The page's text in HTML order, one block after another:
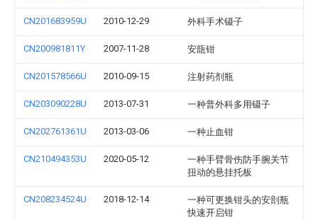
CN201683959U 2010-12-29 外科手术镊子
CN200981811Y 2007-11-28 安瓿钳
CN201578566U 2010-09-15 注射药剂瓶
CN203090228U 2013-07-31 一种普外科多用镊子
CN202761361U 2013-03-06 一种止血钳
CN210494353U 2020-05-12
一种手臂骨伤防手腕关节
扭动的悬挂托板
CN208234524U 2018-12-14
一种可更换钳头的安剖瓶
快速开启钳